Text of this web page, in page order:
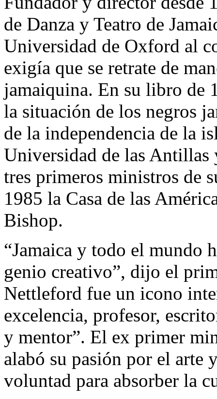
de Danza y Teatro de
Universidad de Oxford al
exigía que se retrate de
jamaiquina. En su libro de
la situación de los negros
de la independencia de la
Universidad de las Antillas
tres primeros ministros de
1985 la Casa de las
Bishop.
“Jamaica y todo el mundo
genio creativo”, dijo el
Nettleford fue un icono
excelencia, profesor,
y mentor”. El ex primer
alabó su pasión por el arte
voluntad para absorber la